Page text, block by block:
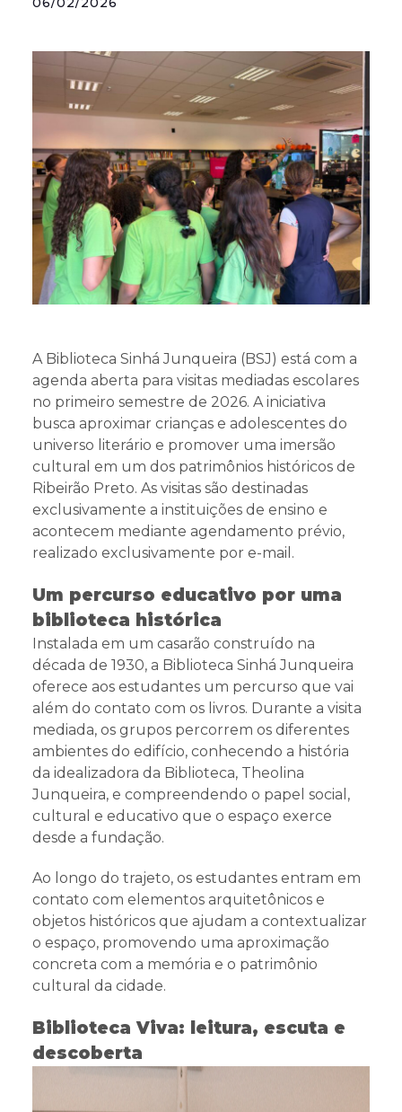
Educa Jovem
Transparência
Blog
A Biblioteca Sinhá Junqueira (BSJ) está com a
agenda aberta para visitas mediadas escolares
no primeiro semestre de 2026. A iniciativa
busca aproximar crianças e adolescentes do
universo literário e promover uma imersão
cultural em um dos patrimônios históricos de
Ribeirão Preto. As visitas são destinadas
exclusivamente a instituições de ensino e
acontecem mediante agendamento prévio,
realizado exclusivamente por e-mail.
Um percurso educativo por uma
biblioteca histórica
Instalada em um casarão construído na
década de 1930, a Biblioteca Sinhá Junqueira
oferece aos estudantes um percurso que vai
além do contato com os livros. Durante a visita
mediada, os grupos percorrem os diferentes
ambientes do edifício, conhecendo a história
da idealizadora da Biblioteca, Theolina
Junqueira, e compreendendo o papel social,
cultural e educativo que o espaço exerce
desde a fundação.
Ao longo do trajeto, os estudantes entram em
contato com elementos arquitetônicos e
objetos históricos que ajudam a contextualizar
o espaço, promovendo uma aproximação
concreta com a memória e o patrimônio
cultural da cidade.
Biblioteca Viva: leitura, escuta e
descoberta